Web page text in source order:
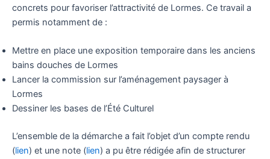
concrets pour favoriser l’attractivité de Lormes. Ce travail a
permis notamment de :
Mettre en place une exposition temporaire dans les anciens
bains douches de Lormes
Lancer la commission sur l’aménagement paysager à
Lormes
Dessiner les bases de l’Été Culturel
L’ensemble de la démarche a fait l’objet d’un compte rendu
(lien) et une note (lien) a pu être rédigée afin de structurer